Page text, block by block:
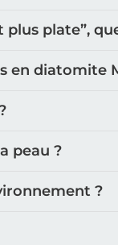
plate”,
en diatomite
peau ?
?